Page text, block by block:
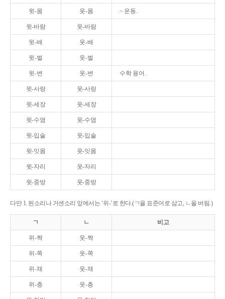
윗-몸 웃-몸 ~ 운동.
윗-바람 웃-바람
윗-배 웃-배
윗-벌 웃-벌
윗-변 웃-변 수학 용어.
윗-사랑 웃-사랑
윗-세장 웃-세장
윗-수염 웃-수염
윗-입술 웃-입술
윗-잇몸 웃-잇몸
윗-자리 웃-자리
윗-중방 웃-중방
다만 1. 된소리나 거센소리 앞에서는 ‘위-’로 한다.(ㄱ을 표준어로 삼고, ㄴ을 버림.)
ㄱ ㄴ 비고
위-짝 웃-짝
위-쪽 웃-쪽
위-채 웃-채
위-층 웃-층